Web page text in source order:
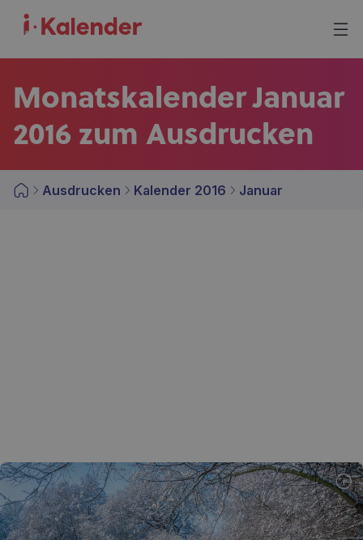
Monatskalender Januar
2016 zum Ausdrucken
Ausdrucken Kalender 2016 Januar